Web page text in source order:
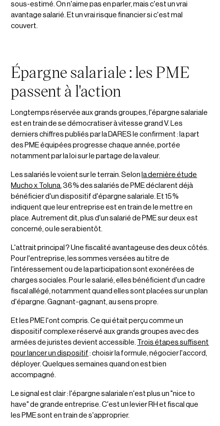
sous-estimé. On n'aime pas en parler, mais c'est un vrai
avantage salarié. Et un vrai risque financier si c'est mal
couvert.
Épargne salariale : les PME
passent à l'action
Longtemps réservée aux grands groupes, l'épargne salariale
est en train de se démocratiser à vitesse grand V. Les
derniers chiffres publiés par la DARES le confirment : la part
des PME équipées progresse chaque année, portée
notamment par la loi sur le partage de la valeur.
Les salariés le voient sur le terrain. Selon la dernière étude
Mucho x Toluna, 36 % des salariés de PME déclarent déjà
bénéficier d'un dispositif d'épargne salariale. Et 15 %
indiquent que leur entreprise est en train de le mettre en
place. Autrement dit, plus d'un salarié de PME sur deux est
concerné, ou le sera bientôt.
L'attrait principal ? Une fiscalité avantageuse des deux côtés.
Pour l'entreprise, les sommes versées au titre de
l'intéressement ou de la participation sont exonérées de
charges sociales. Pour le salarié, elles bénéficient d'un cadre
fiscal allégé, notamment quand elles sont placées sur un plan
d'épargne. Gagnant-gagnant, au sens propre.
Et les PME l'ont compris. Ce qui était perçu comme un
dispositif complexe réservé aux grands groupes avec des
armées de juristes devient accessible.
Trois étapes suffisent
pour lancer un dispositif : choisir la formule, négocier l'accord,
déployer. Quelques semaines quand on est bien
accompagné.
Le signal est clair : l'épargne salariale n'est plus un "nice to
have" de grande entreprise. C'est un levier RH et fiscal que
les PME sont en train de s'approprier.